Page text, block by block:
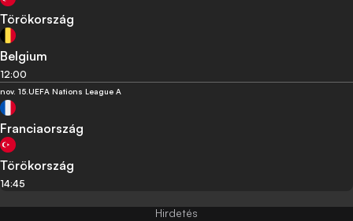
Törökország
Belgium
12:00
nov. 15.UEFA Nations League A
Franciaország
Törökország
14:45